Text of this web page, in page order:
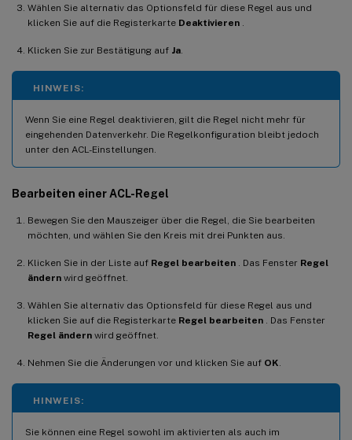
Wählen Sie alternativ das Optionsfeld für diese Regel aus und
klicken Sie auf die Registerkarte Deaktivieren .
Klicken Sie zur Bestätigung auf Ja.
HINWEIS:
Wenn Sie eine Regel deaktivieren, gilt die Regel nicht mehr für
eingehenden Datenverkehr. Die Regelkonfiguration bleibt jedoch
unter den ACL-Einstellungen.
Bearbeiten einer ACL-Regel
Bewegen Sie den Mauszeiger über die Regel, die Sie bearbeiten
möchten, und wählen Sie den Kreis mit drei Punkten aus.
Klicken Sie in der Liste auf Regel bearbeiten . Das Fenster Regel
ändern wird geöffnet.
Wählen Sie alternativ das Optionsfeld für diese Regel aus und
klicken Sie auf die Registerkarte Regel bearbeiten . Das Fenster
Regel ändern wird geöffnet.
Nehmen Sie die Änderungen vor und klicken Sie auf OK.
HINWEIS:
Sie können eine Regel sowohl im aktivierten als auch im